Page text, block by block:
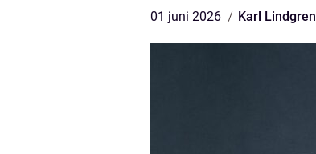
01 juni 2026 Karl Lindgren